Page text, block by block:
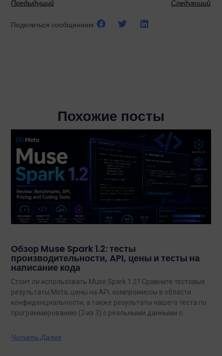
Предыдущий Следующий
Поделиться сообщением:
Похожие посты
Обзор Muse Spark 1.2: тесты
производительности, API, цены и тесты на
написание кода
Стоит ли использовать Muse Spark 1.2? Сравните тестовые
результаты Meta, цены на API, компромиссы в области
конфиденциальности, а также результаты нашего теста по
программированию (3 из 3) с реальными данными о
Читать Далее